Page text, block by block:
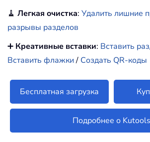
🧹 Легкая очистка: Удалить лишние
разрывы разделов
➕ Креативные вставки: Вставить
Вставить флажки/ Создать QR-коды
Бесплатная загрузка
Подробнее о Kutools